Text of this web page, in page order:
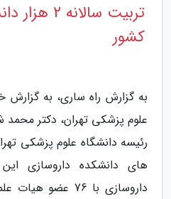
تربیت
کشور
به گزارش راه ساری، به گزارش
علوم پزشکی تهران، دکتر
رئیسه دانشگاه علوم پزشکی
های دانشکده داروسازی